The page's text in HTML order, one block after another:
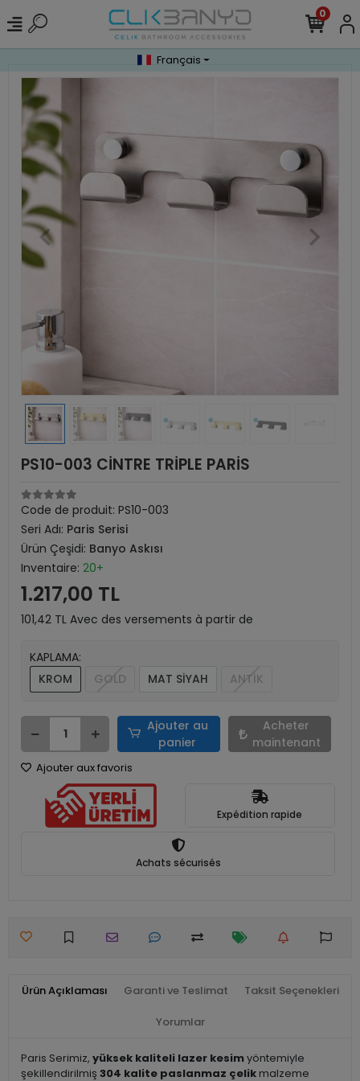
0
Français
PS10-003 CİNTRE TRİPLE PARİS
Code de produit: PS10-003
Seri Adı: Paris Serisi
Ürün Çeşidi: Banyo Askısı
Inventaire: 20+
1.217,00 TL
101,42 TL Avec des versements à partir de
KAPLAMA:
KROM
GOLD MAT SİYAH ANTİK
Ajouter au
panier
Acheter
maintenant
Ajouter aux favoris
Expédition rapide
Achats sécurisés
Ürün Açıklaması Garanti ve Teslimat Taksit Seçenekleri
Yorumlar
Paris Serimiz, yüksek kaliteli lazer kesimyöntemiyle
şekillendirilmiş 304 kalite paslanmaz çelik malzeme